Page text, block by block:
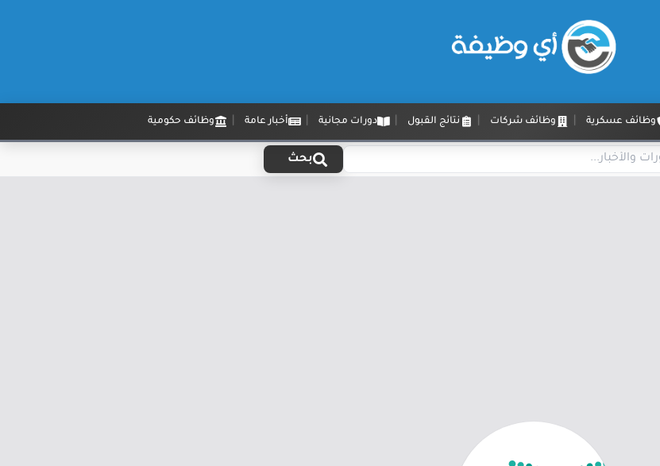
وظائف عسكرية وظائف شركات نتائج القبول دورات مجانية أخبار عامة وظائف حكومية
بحث